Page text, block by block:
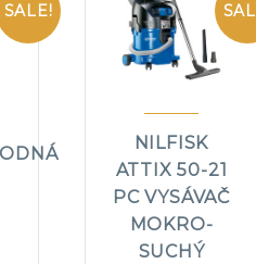
SALE!
NILFISK
ATTIX 50-21
PC VYSÁVAČ
MOKRO-
SUCHÝ